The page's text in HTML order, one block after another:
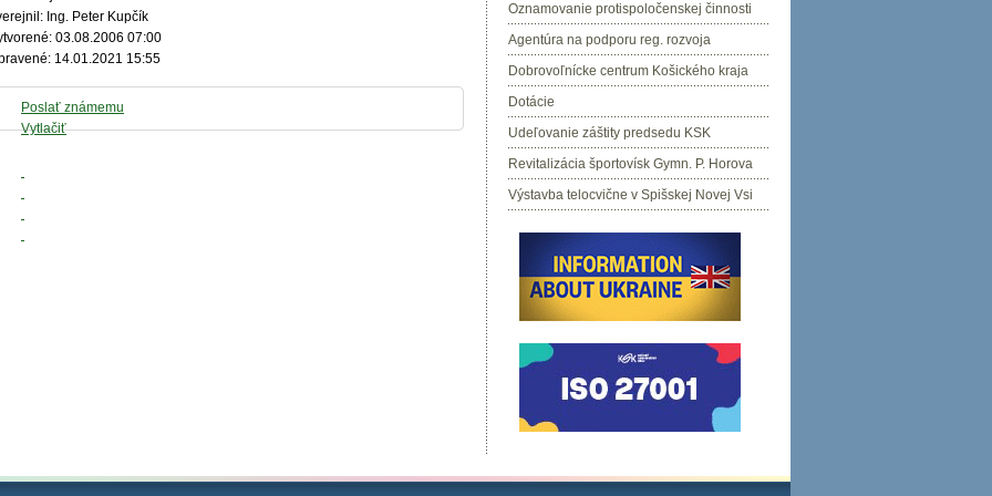
Ing. Peter Kupčík
03.08.2006 07:00
14.01.2021 15:55
Poslať známemu
Vytlačiť
Oznamovanie protispoločenskej činnosti
Agentúra na podporu reg. rozvoja
Dobrovoľnícke centrum Košického kraja
Dotácie
Udeľovanie záštity predsedu KSK
Revitalizácia športovísk Gymn. P. Horova
Výstavba telocvične v Spišskej Novej Vsi